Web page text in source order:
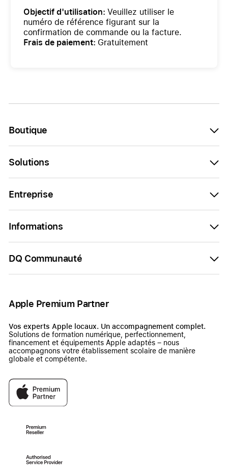
Objectif d'utilisation: Veuillez utiliser le
numéro de référence figurant sur la
confirmation de commande ou la facture.
Frais de paiement: Gratuitement
Boutique
Solutions
Entreprise
Informations
DQ Communauté
Apple Premium Partner
Vos experts Apple locaux. Un accompagnement complet.
Solutions de formation numérique, perfectionnement,
financement et équipements Apple adaptés – nous
accompagnons votre établissement scolaire de manière
globale et compétente.